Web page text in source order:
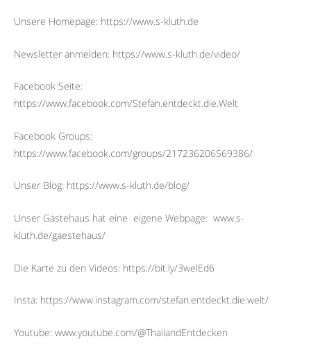
Unsere Homepage: https://www.s-kluth.de
Newsletter anmelden: https://www.s-kluth.de/video/
Facebook Seite:
https://www.facebook.com/Stefan.entdeckt.die.Welt
Facebook Groups:
https://www.facebook.com/groups/217236206569386/
Unser Blog: https://www.s-kluth.de/blog/
Unser Gästehaus hat eine eigene Webpage: www.s-
kluth.de/gaestehaus/
Die Karte zu den Videos: https://bit.ly/3welEd6
Insta: https://www.instagram.com/stefan.entdeckt.die.welt/
Youtube: www.youtube.com/@ThailandEntdecken